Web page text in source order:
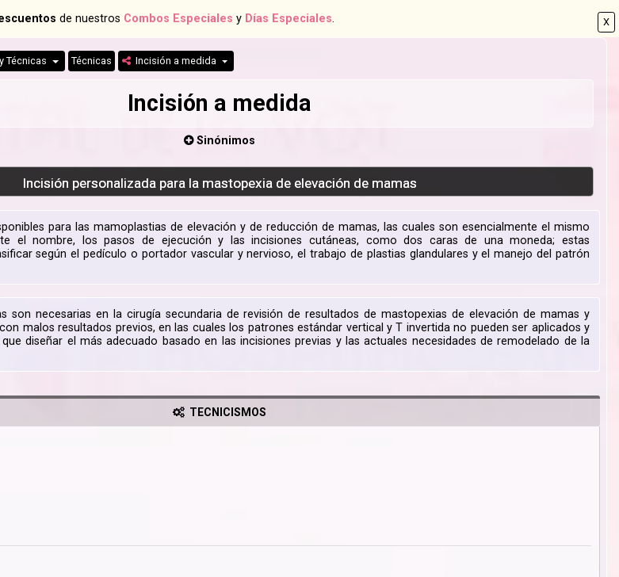
X
de nuestros Combos Especiales y Días Especiales.
Técnicas Técnicas Incisión a medida
Incisión a medida
Sinónimos
Incisión personalizada para la mastopexia de elevación de mamas
para las mamoplastias de elevación y de reducción de mamas, las cuales son esencialmente el mismo
el nombre, los pasos de ejecución y las incisiones cutáneas, como dos caras de una moneda; estas
según el pedículo o portador vascular y nervioso, el trabajo de plastias glandulares y el manejo del patrón
son necesarias en la cirugía secundaria de revisión de resultados de mastopexias de elevación de mamas y
malos resultados previos, en las cuales los patrones estándar vertical y T invertida no pueden ser aplicados y
diseñar el más adecuado basado en las incisiones previas y las actuales necesidades de remodelado de la
TECNICISMOS